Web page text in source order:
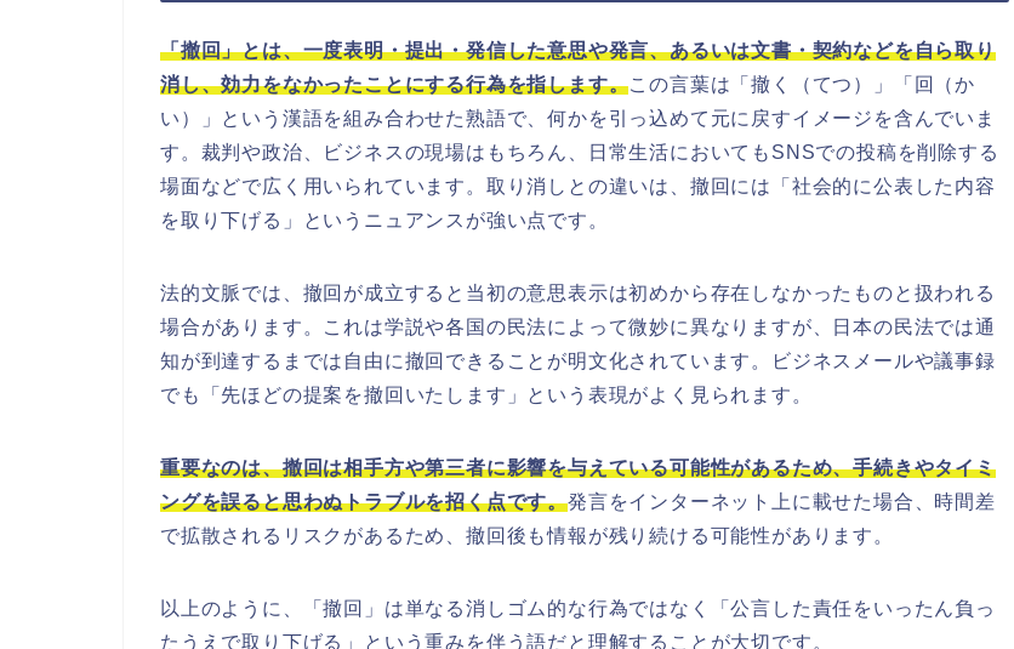
「撤回」とは、一度表明・提出・発信した意思や発言、あるいは文書・契約などを自ら取り
消し、効力をなかったことにする行為を指します。この言葉は「撤く（てつ）」「回（か
い）」という漢語を組み合わせた熟語で、何かを引っ込めて元に戻すイメージを含んでいま
す。裁判や政治、ビジネスの現場はもちろん、日常生活においてもSNSでの投稿を削除する
場面などで広く用いられています。取り消しとの違いは、撤回には「社会的に公表した内容
を取り下げる」というニュアンスが強い点です。
法的文脈では、撤回が成立すると当初の意思表示は初めから存在しなかったものと扱われる
場合があります。これは学説や各国の民法によって微妙に異なりますが、日本の民法では通
知が到達するまでは自由に撤回できることが明文化されています。ビジネスメールや議事録
でも「先ほどの提案を撤回いたします」という表現がよく見られます。
重要なのは、撤回は相手方や第三者に影響を与えている可能性があるため、手続きやタイミ
ングを誤ると思わぬトラブルを招く点です。発言をインターネット上に載せた場合、時間差
で拡散されるリスクがあるため、撤回後も情報が残り続ける可能性があります。
以上のように、「撤回」は単なる消しゴム的な行為ではなく「公言した責任をいったん負っ
たうえで取り下げる」という重みを伴う語だと理解することが大切です。